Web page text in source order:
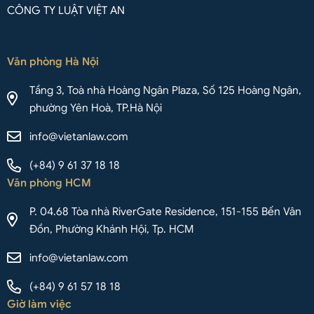
CÔNG TY LUẬT VIỆT AN
Văn phòng Hà Nội
Tầng 3, Toà nhà Hoàng Ngân Plaza, Số 125 Hoàng Ngân,
phường Yên Hoà, TP.Hà Nội
info@vietanlaw.com
(+84) 9 61 37 18 18
Văn phòng HCM
P. 04.68 Tòa nhà RiverGate Residence, 151-155 Bến Vân
Đồn, Phường Khánh Hội, Tp. HCM
info@vietanlaw.com
(+84) 9 61 57 18 18
Giờ làm việc